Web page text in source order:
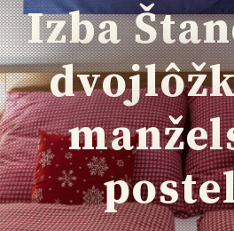
Izba